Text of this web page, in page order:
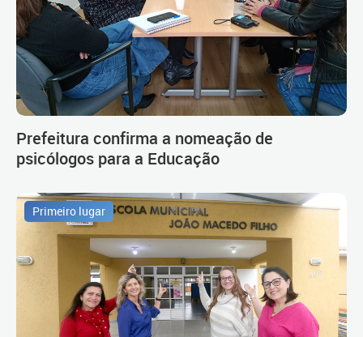
Prefeitura confirma a nomeação de
psicólogos para a Educação
Primeiro lugar